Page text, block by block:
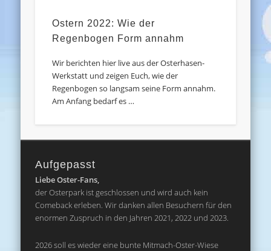
Ostern 2022: Wie der
Regenbogen Form annahm
Wir berichten hier live aus der Osterhasen-
Werkstatt und zeigen Euch, wie der
Regenbogen so langsam seine Form annahm.
Am Anfang bedarf es …
Aufgepasst
Liebe Oster-Fans,
der Osterpark ist geschlossen und wird auch kein
Comeback erleben. Wir danken allen Besuchern für den
enormen Zuspruch in den Jahren 2021, 2022 und 2023.
2026 soll es wieder eine bunte Mitmach-Oster-Wiese